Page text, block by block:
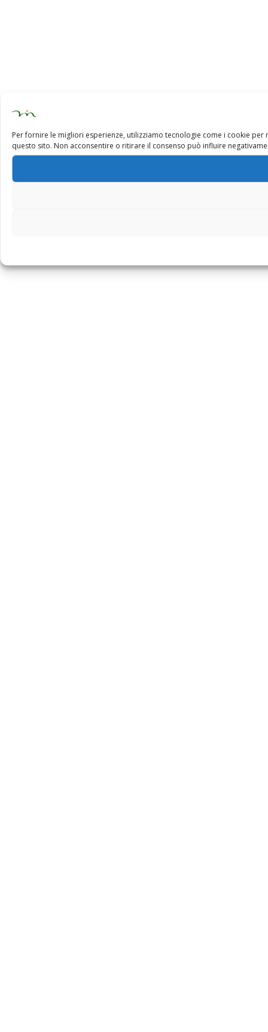
Per fornire le migliori esperienze, utilizziamo tecnologie come i cookie
questo sito. Non acconsentire o ritirare il consenso può influire